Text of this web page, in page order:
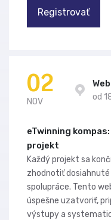
Registrovať
02
NOV od
eTwinning
projekt
Každý projekt sa
zhodnotiť
spolupráce. Tento
úspešne uzatvoriť,
výstupy a